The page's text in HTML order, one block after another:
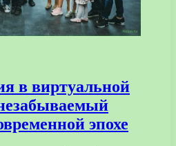
в виртуальной
эпохе